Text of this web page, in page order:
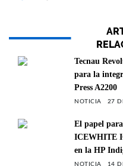
Tecnau
para la
Press A2200
NOTICIA 27
El papel
ICEWHITE
en la HP
NOTICIA 14